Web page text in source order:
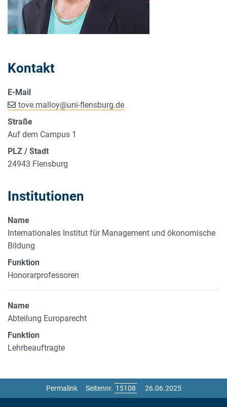
Kontakt
E-Mail
tove.malloy@uni-flensburg.de
Straße
Auf dem Campus 1
PLZ / Stadt
24943 Flensburg
Institutionen
Name
Internationales Institut für Management und ökonomische
Bildung
Funktion
Honorarprofessoren
Name
Abteilung Europarecht
Funktion
Lehrbeauftragte
Permalink Seitennr. 26.06.2025